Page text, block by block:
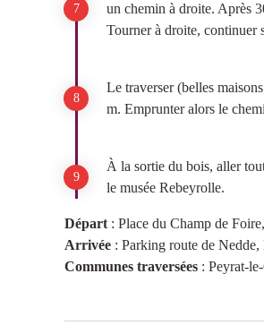
un chemin à droite. Après
Tourner à droite, continuer
Le traverser (belles
m. Emprunter alors le
À la sortie du bois, aller
le musée Rebeyrolle.
Départ : Place du Champ de
Arrivée : Parking route de Nedde,
Communes traversées : Peyrat-